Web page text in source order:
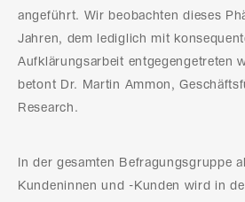
angeführt. Wir beobachten dieses
Jahren, dem lediglich mit
Aufklärungsarbeit entgegengetreten
betont Dr. Martin Ammon,
Research.
In der gesamten Befragungsgruppe
Kundeninnen und -Kunden wird in